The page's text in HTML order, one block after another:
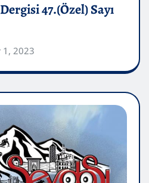
47.(Özel) Sayı
1, 2023